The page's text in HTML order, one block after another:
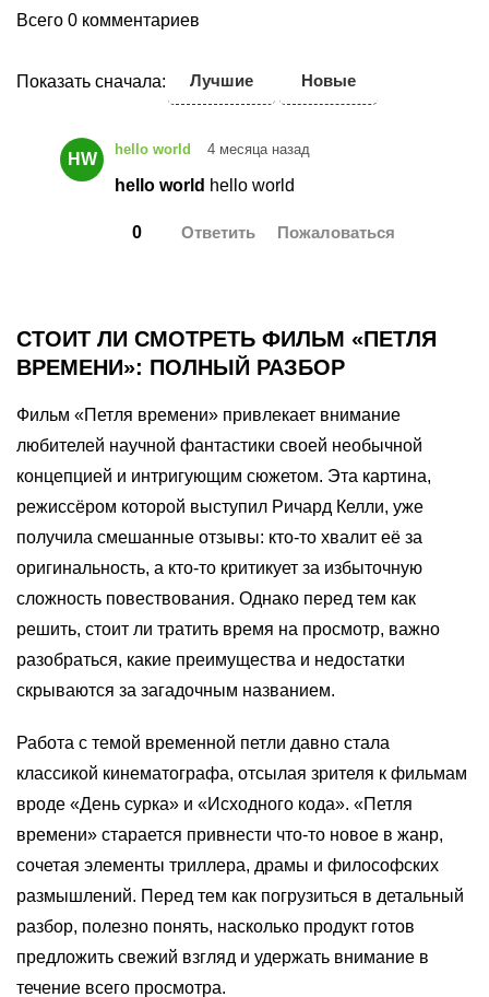
Всего 0 комментариев
Показать сначала: Лучшие Новые
HW
hello world 4 месяца назад
hello world hello world
0
СТОИТ ЛИ СМОТРЕТЬ ФИЛЬМ «ПЕТЛЯ
ВРЕМЕНИ»: ПОЛНЫЙ РАЗБОР
Фильм «Петля времени» привлекает внимание
любителей научной фантастики своей необычной
концепцией и интригующим сюжетом. Эта картина,
режиссёром которой выступил Ричард Келли, уже
получила смешанные отзывы: кто-то хвалит её за
оригинальность, а кто-то критикует за избыточную
сложность повествования. Однако перед тем как
решить, стоит ли тратить время на просмотр, важно
разобраться, какие преимущества и недостатки
скрываются за загадочным названием.
Работа с темой временной петли давно стала
классикой кинематографа, отсылая зрителя к фильмам
вроде «День сурка» и «Исходного кода». «Петля
времени» старается привнести что-то новое в жанр,
сочетая элементы триллера, драмы и философских
размышлений. Перед тем как погрузиться в детальный
разбор, полезно понять, насколько продукт готов
предложить свежий взгляд и удержать внимание в
течение всего просмотра.